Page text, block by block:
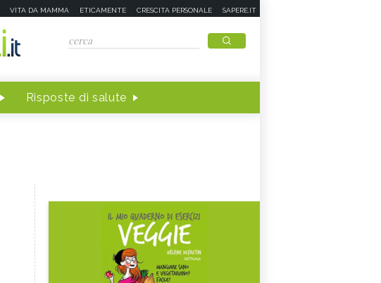
VITA DA MAMMA ETICAMENTE CRESCITA PERSONALE SAPERE.IT
Risposte di salute